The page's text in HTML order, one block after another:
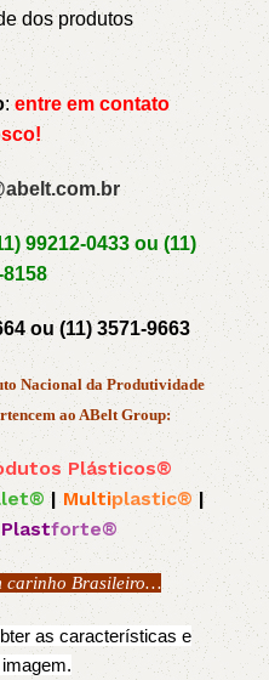
dos produtos
: entre em contato
99212-0433 ou(11)
8158
ou(11) 3571-9663
Nacional da Produtividade
ao ABelt Group:
Plásticos®
| Multiplastic® |
Plastforte®
carinho Brasileiro…
as características e